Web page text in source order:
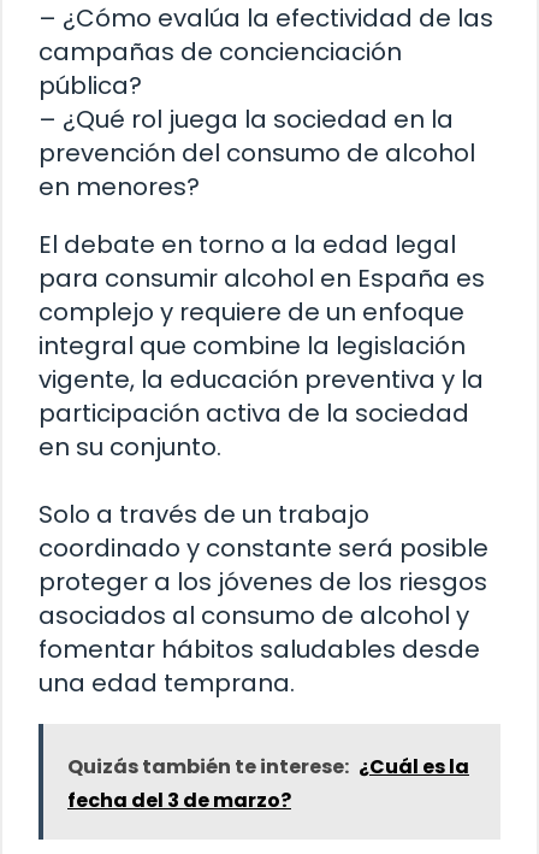
– ¿Cómo evalúa la efectividad de las
campañas de concienciación
pública?
– ¿Qué rol juega la sociedad en la
prevención del consumo de alcohol
en menores?
El debate en torno a la edad legal
para consumir alcohol en España es
complejo y requiere de un enfoque
integral que combine la legislación
vigente, la educación preventiva y la
participación activa de la sociedad
en su conjunto.
Solo a través de un trabajo
coordinado y constante será posible
proteger a los jóvenes de los riesgos
asociados al consumo de alcohol y
fomentar hábitos saludables desde
una edad temprana.
Quizás también te interese: ¿Cuál es la
fecha del 3 de marzo?